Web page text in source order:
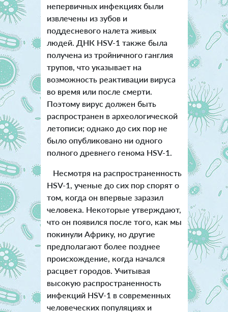
непервичных инфекциях были
извлечены из зубов и
поддесневого налета живых
людей. ДНК HSV-1 также была
получена из тройничного ганглия
трупов, что указывает на
возможность реактивации вируса
во время или после смерти.
Поэтому вирус должен быть
распространен в археологической
летописи; однако до сих пор не
было опубликовано ни одного
полного древнего генома HSV-1.
Несмотря на распространенность
HSV-1, ученые до сих пор спорят о
том, когда он впервые заразил
человека. Некоторые утверждают,
что он появился после того, как мы
покинули Африку, но другие
предполагают более позднее
происхождение, когда начался
расцвет городов. Учитывая
высокую распространенность
инфекций HSV-1 в современных
человеческих популяциях и